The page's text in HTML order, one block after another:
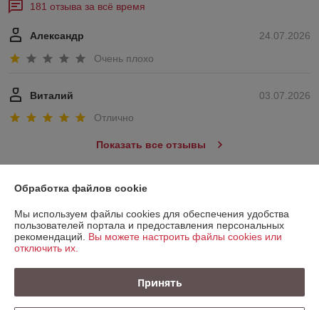
181 отзыва за всё время
24.07.2026
Александр
Очень плохо
03.07.2026
Виталий
Отлично
Показать все отзывы
О нас
Контакты
График работы
Обработка файлов cookie
Мы используем файлы cookies для обеспечения удобства
пользователей портала и предоставления персональных
рекомендаций. Вы можете настроить файлы cookies или
отключить их.
Принять